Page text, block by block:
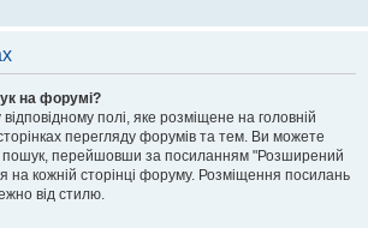
на форумі?
полі, яке розміщене на головній
перегляду форумів та тем. Ви можете
пошук, перейшовши за посиланням "Розширений
на кожній сторінці форуму. Розміщення посилань
від стилю.